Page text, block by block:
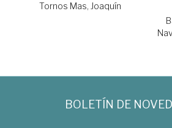
Tornos Mas, Joaquín
BOLETÍN DE